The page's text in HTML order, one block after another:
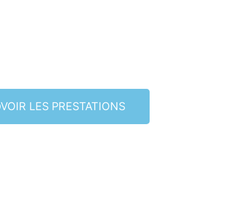
VOIR LES PRESTATIONS